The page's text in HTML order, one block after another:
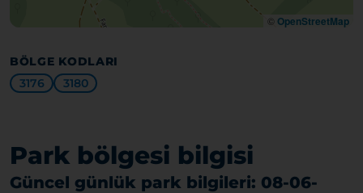
© OpenStreetMap
BÖLGE KODLARI
3176
3180
Park bölgesi bilgisi
Güncel günlük park bilgileri: 08-06-